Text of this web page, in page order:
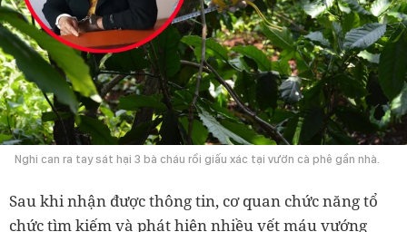
Nghi can ra tay sát hại 3 bà cháu rồi giấu xác tại vườn cà phê gần nhà.
Sau khi nhận được thông tin, cơ quan chức năng tổ
chức tìm kiếm và phát hiện nhiều vết máu vướng